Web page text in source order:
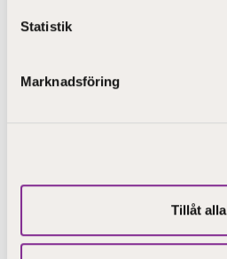
Statistik
Marknadsföring
Tillåt alla